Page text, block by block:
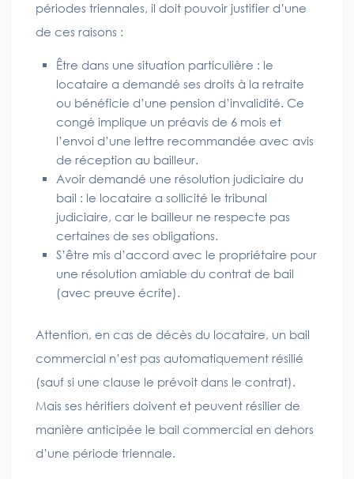
périodes triennales, il doit pouvoir justifier d’une
de ces raisons :
Être dans une situation particulière : le
locataire a demandé ses droits à la retraite
ou bénéficie d’une pension d’invalidité. Ce
congé implique un préavis de 6 mois et
l’envoi d’une lettre recommandée avec avis
de réception au bailleur.
Avoir demandé une résolution judiciaire du
bail : le locataire a sollicité le tribunal
judiciaire, car le bailleur ne respecte pas
certaines de ses obligations.
S’être mis d’accord avec le propriétaire pour
une résolution amiable du contrat de bail
(avec preuve écrite).
Attention, en cas de décès du locataire, un bail
commercial n’est pas automatiquement résilié
(sauf si une clause le prévoit dans le contrat).
Mais ses héritiers doivent et peuvent résilier de
manière anticipée le bail commercial en dehors
d’une période triennale.